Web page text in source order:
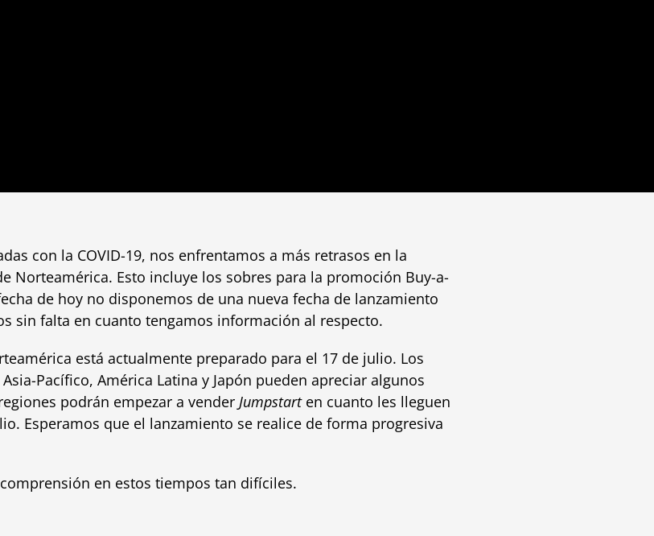
con la COVID-19, nos enfrentamos a más retrasos en la
Norteamérica. Esto incluye los sobres para la promoción Buy-a-
de hoy no disponemos de una nueva fecha de lanzamiento
sin falta en cuanto tengamos información al respecto.
está actualmente preparado para el 17 de julio. Los
Pacífico, América Latina y Japón pueden apreciar algunos
podrán empezar a vender Jumpstart en cuanto les lleguen
Esperamos que el lanzamiento se realice de forma progresiva
en estos tiempos tan difíciles.